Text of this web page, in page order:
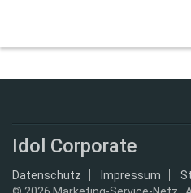
Idol Corporate
Datenschutz Impressum